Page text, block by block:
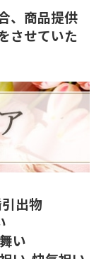
、商品提供
させていた
出物
い